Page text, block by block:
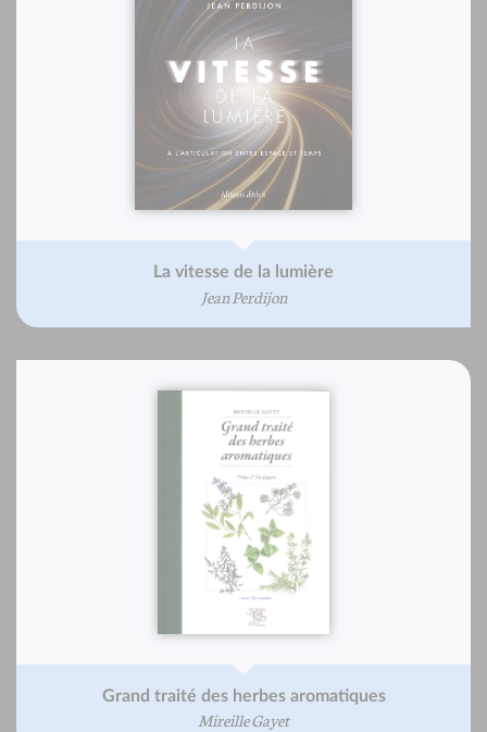
La vitesse de la lumière
Jean Perdijon
Grand traité des herbes aromatiques
Mireille Gayet